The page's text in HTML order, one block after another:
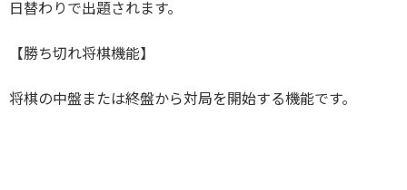
日替わりで出題されます。
【勝ち切れ将棋機能】
将棋の中盤または終盤から対局を開始する機能です。